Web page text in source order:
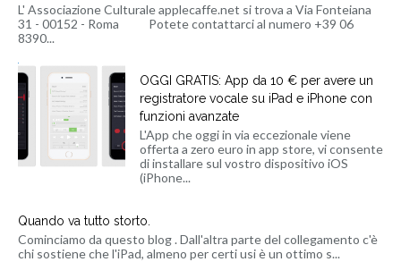
L' Associazione Culturale applecaffe.net si trova a Via Fonteiana
31 - 00152 - Roma Potete contattarci al numero +39 06
8390...
OGGI GRATIS: App da 10 € per avere un
registratore vocale su iPad e iPhone con
funzioni avanzate
L'App che oggi in via eccezionale viene
offerta a zero euro in app store, vi consente
di installare sul vostro dispositivo iOS
(iPhone...
Quando va tutto storto.
Cominciamo da questo blog . Dall'altra parte del collegamento c'è
chi sostiene che l'iPad, almeno per certi usi è un ottimo s...